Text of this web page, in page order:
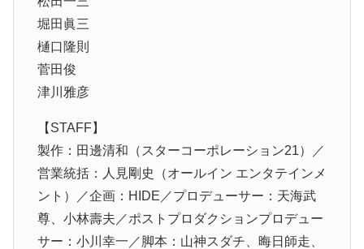
堀田眞三
樋口隆則
菅田俊
津川雅彦
【STAFF】
製作：田邊清和（スターコーポレーション21）／
営業統括：人見剛史（オールイン エンタテインメ
ント）／企画：HIDE／プロデューサー：天海武
尊、小林壽夫／ポストプロダクションプロデュー
サー：小川幸一／脚本：山神スダチ、晦日師走、